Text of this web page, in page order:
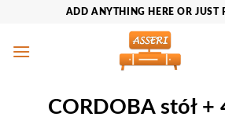
zawartości
ADD ANYTHING HERE OR JUST
CORDOBA stół +